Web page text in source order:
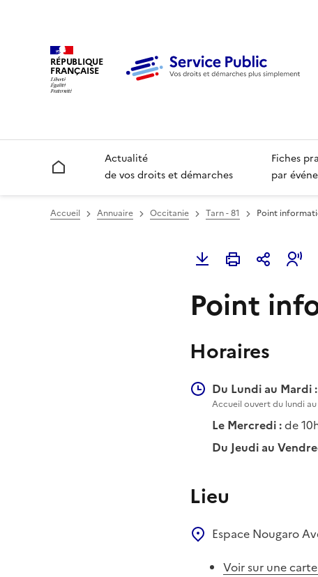
RÉPUBLIQUE
FRANÇAISE
Accueil
Actualité
de vos droits et démarches
Fiches
par
Accueil Annuaire Occitanie Tarn - 81 Point
Point
Horaires
Du Lundi au Mardi :
Accueil ouvert du lundi au
Le Mercredi :de
Du Jeudi au
Lieu
Espace Nougaro
Voir sur une carte